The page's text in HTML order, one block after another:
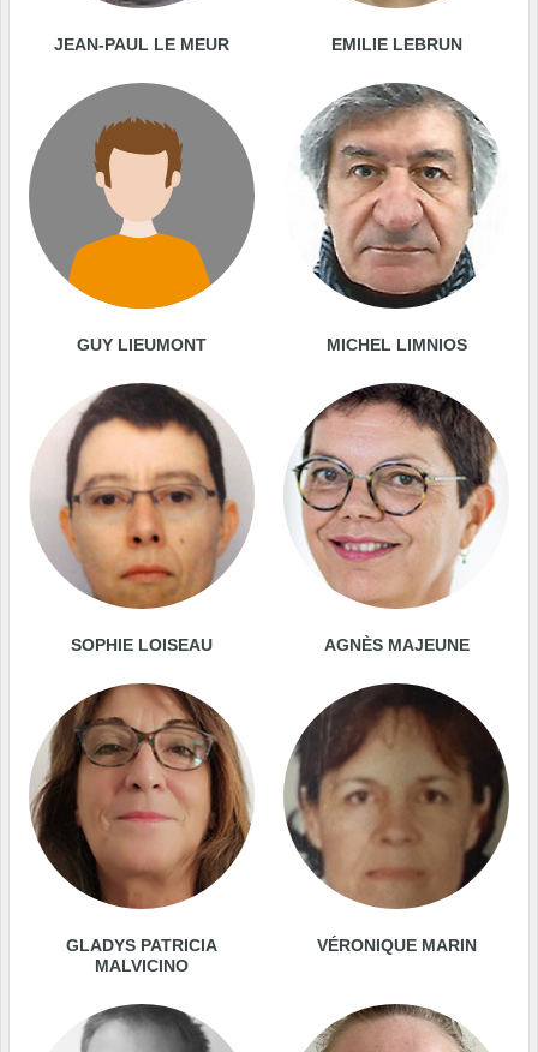
JEAN-PAUL LE MEUR EMILIE LEBRUN
GUY LIEUMONT MICHEL LIMNIOS
SOPHIE LOISEAU AGNÈS MAJEUNE
GLADYS PATRICIA
MALVICINO
VÉRONIQUE MARIN